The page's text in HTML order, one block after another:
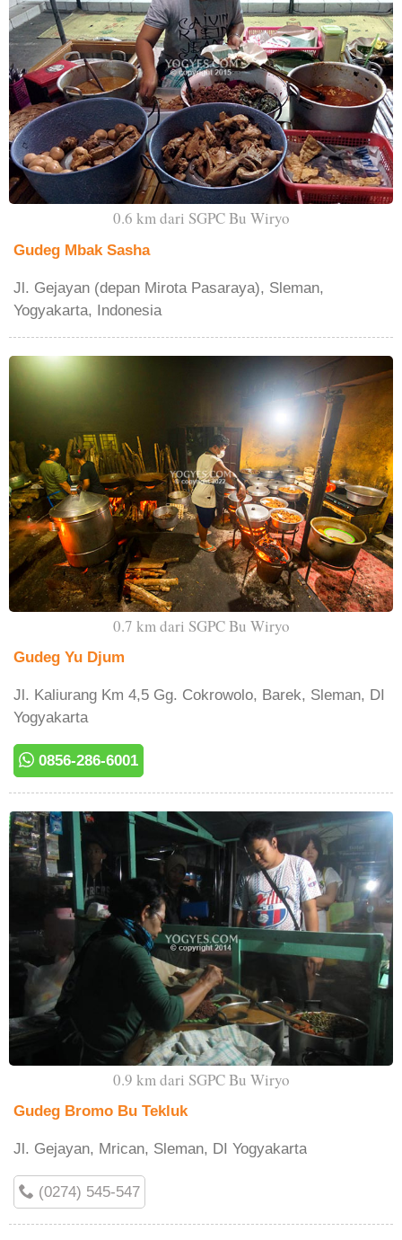
0.6 km dari SGPC Bu Wiryo
Gudeg Mbak Sasha
Jl. Gejayan (depan Mirota Pasaraya), Sleman,
Yogyakarta, Indonesia
0.7 km dari SGPC Bu Wiryo
Gudeg Yu Djum
Jl. Kaliurang Km 4,5 Gg. Cokrowolo, Barek, Sleman, DI
Yogyakarta
0856-286-6001
0.9 km dari SGPC Bu Wiryo
Gudeg Bromo Bu Tekluk
Jl. Gejayan, Mrican, Sleman, DI Yogyakarta
(0274) 545-547